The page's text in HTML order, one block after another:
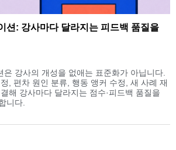
션: 강사마다 달라지는 피드백 품질을
은 강사의 개성을 없애는 표준화가 아닙니다.
, 편차 원인 분류, 행동 앵커 수정, 새 사례 재
해 강사마다 달라지는 점수·피드백 품질을
니다.